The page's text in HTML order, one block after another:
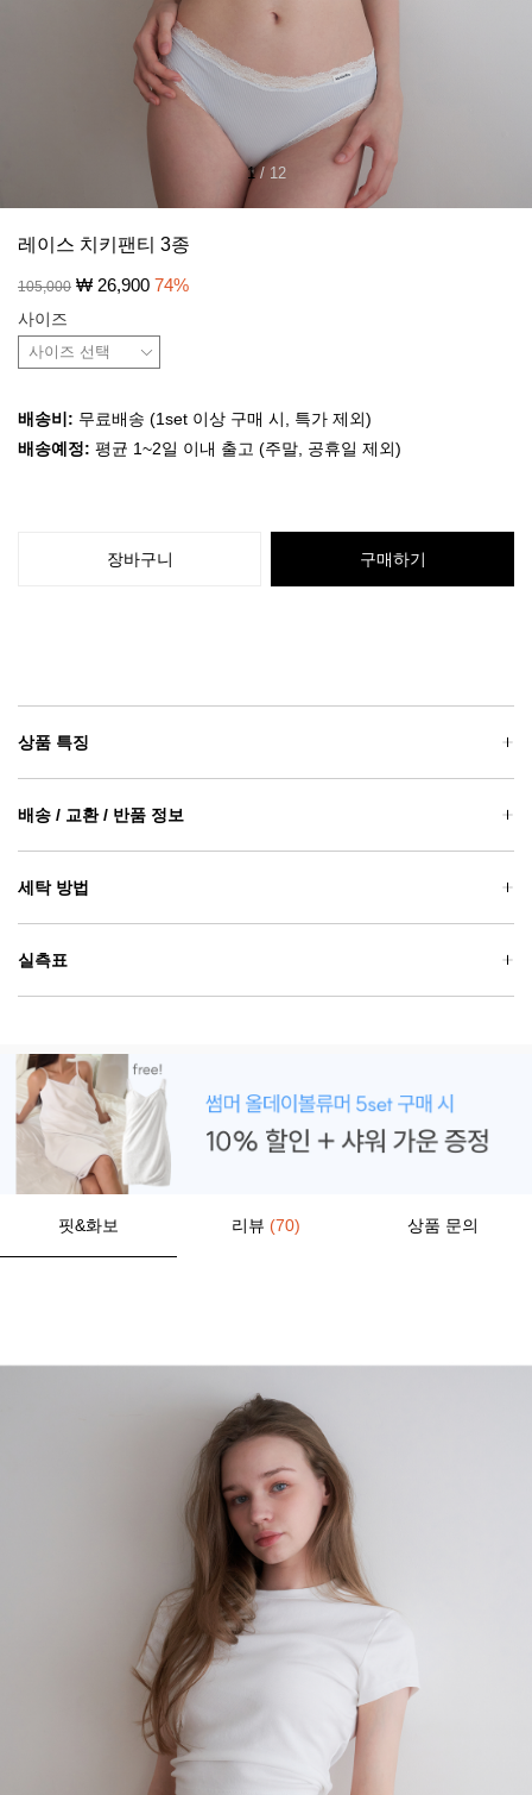
1/ 12
레이스 치키팬티 3종
105,000 ₩ 26,900 74%
사이즈
배송비: 무료배송 (1set 이상 구매 시, 특가 제외)
배송예정: 평균 1~2일 이내 출고 (주말, 공휴일 제외)
장바구니 구매하기
상품 특징
배송 / 교환 / 반품 정보
세탁 방법
실측표
핏&화보 리뷰 (70) 상품 문의